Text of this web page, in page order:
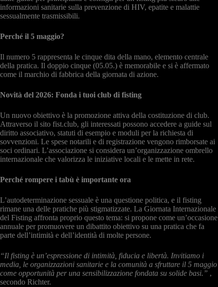
informazioni sanitarie sulla prevenzione di HIV, epatite e malattie
sessualmente trasmissibili.
Perché il 5 maggio?
Il numero 5 rappresenta le cinque dita della mano, elemento centrale
della pratica. Il doppio cinque (05.05.) è memorabile e si è affermato
come il marchio di fabbrica della giornata di azione.
Novità del 2026: Fonda i tuoi club di fisting
Un nuovo obiettivo è la promozione attiva della costituzione di club.
Attraverso il sito fist.club, gli interessati possono accedere a guide sul
diritto associativo, statuti di esempio e moduli per la richiesta di
sovvenzioni. Le spese notarili e di registrazione vengono rimborsate ai
soci ordinari. L’associazione si considera un’organizzazione ombrello
internazionale che valorizza le iniziative locali e le mette in rete.
Perché rompere i tabù è importante ora
L’autodeterminazione sessuale è una questione politica, e il fisting
rimane una delle pratiche più stigmatizzate. La Giornata Internazionale
del Fisting affronta proprio questo tema: si propone come un’occasione
annuale per promuovere un dibattito obiettivo su una pratica che fa
parte dell’intimità e dell’identità di molte persone.
“Il fisting è un’espressione di intimità, fiducia e libertà. Invitiamo i
media, le organizzazioni sanitarie e la comunità a sfruttare il 5 maggio
come opportunità per una sensibilizzazione fondata su solide basi.” ,
secondo Richter.